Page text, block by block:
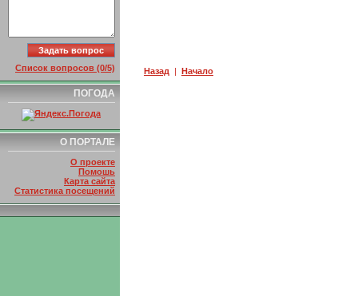
Список вопросов (0/5)
ПОГОДА
О ПОРТАЛЕ
О проекте
Помошь
Карта сайта
Статистика посещений
Назад | Начало